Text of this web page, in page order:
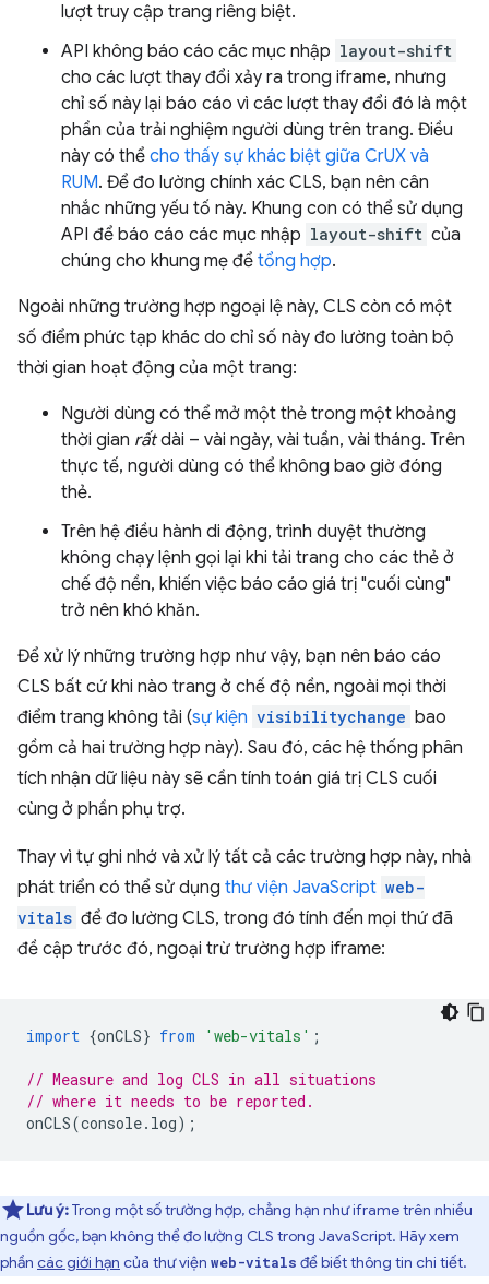
lượt truy cập trang riêng biệt.
API không báo cáo các mục nhập layout-shift
cho các lượt thay đổi xảy ra trong iframe, nhưng
chỉ số này lại báo cáo vì các lượt thay đổi đó là một
phần của trải nghiệm người dùng trên trang. Điều
này có thể cho thấy sự khác biệt giữa CrUX và
RUM. Để đo lường chính xác CLS, bạn nên cân
nhắc những yếu tố này. Khung con có thể sử dụng
API để báo cáo các mục nhập layout-shift của
chúng cho khung mẹ để tổng hợp.
Ngoài những trường hợp ngoại lệ này, CLS còn có một
số điểm phức tạp khác do chỉ số này đo lường toàn bộ
thời gian hoạt động của một trang:
Người dùng có thể mở một thẻ trong một khoảng
thời gian rấtdài – vài ngày, vài tuần, vài tháng. Trên
thực tế, người dùng có thể không bao giờ đóng
thẻ.
Trên hệ điều hành di động, trình duyệt thường
không chạy lệnh gọi lại khi tải trang cho các thẻ ở
chế độ nền, khiến việc báo cáo giá trị "cuối cùng"
trở nên khó khăn.
Để xử lý những trường hợp như vậy, bạn nên báo cáo
CLS bất cứ khi nào trang ở chế độ nền, ngoài mọi thời
điểm trang không tải (sự kiện visibilitychange bao
gồm cả hai trường hợp này). Sau đó, các hệ thống phân
tích nhận dữ liệu này sẽ cần tính toán giá trị CLS cuối
cùng ở phần phụ trợ.
Thay vì tự ghi nhớ và xử lý tất cả các trường hợp này, nhà
phát triển có thể sử dụng thư viện JavaScript web-
vitals để đo lường CLS, trong đó tính đến mọi thứ đã
đề cập trước đó, ngoại trừ trường hợp iframe:
import {onCLS} from 'web-vitals' ;
// Measure and log CLS in all situations
// where it needs to be reported.
onCLS(console. log);
Lưu ý:Trong một số trường hợp, chẳng hạn như iframe trên nhiều
nguồn gốc, bạn không thể đo lường CLS trong JavaScript. Hãy xem
phần các giới hạn của thư viện web-vitals để biết thông tin chi tiết.